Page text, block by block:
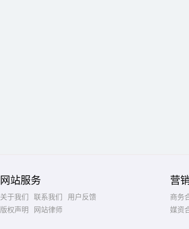
网站服务
关于我们 联系我们
用户反馈
版权声明
网站律师
营
商务
媒资